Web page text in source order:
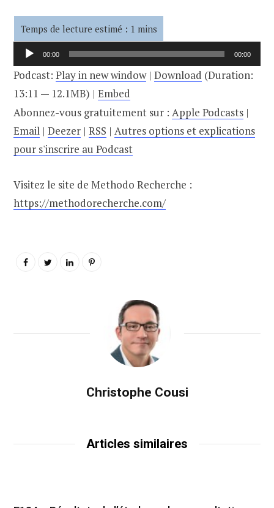
Lecteur
audio
00:00 00:00
Podcast: Play in new window| Download (Duration:
13:11 — 12.1MB) | Embed
Abonnez-vous gratuitement sur : Apple Podcasts |
Email | Deezer | RSS | Autres options et explications
pour s'inscrire au Podcast
Visitez le site de Methodo Recherche :
https://methodorecherche.com/
Christophe Cousi
Articles similaires